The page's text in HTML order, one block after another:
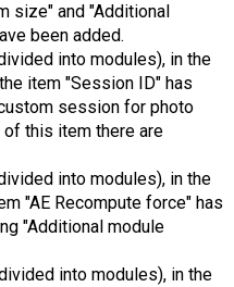
size" and "Additional
been added.
into modules), in the
item "Session ID" has
session for photo
of this item there are
into modules), in the
"AE Recompute force" has
"Additional module
into modules), in the